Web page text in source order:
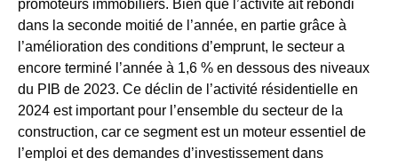
promoteurs immobiliers. Bien que l’activité ait rebondi
dans la seconde moitié de l’année, en partie grâce à
l’amélioration des conditions d’emprunt, le secteur a
encore terminé l’année à 1,6 % en dessous des niveaux
du PIB de 2023. Ce déclin de l’activité résidentielle en
2024 est important pour l’ensemble du secteur de la
construction, car ce segment est un moteur essentiel de
l’emploi et des demandes d’investissement dans